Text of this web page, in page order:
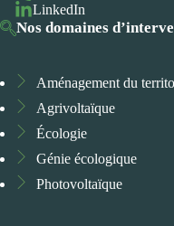
LinkedIn
Nos domaines
Aménagement du
Agrivoltaïque
Écologie
Génie écologique
Photovoltaïque